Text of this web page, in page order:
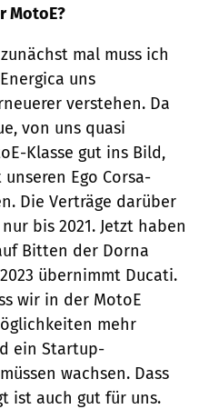
MotoE?
mal muss ich
uns
verstehen. Da
von uns quasi
Klasse gut ins Bild,
Ego Corsa-
Die Verträge darüber
bis 2021. Jetzt haben
Bitten der Dorna
übernimmt Ducati.
wir in der MotoE
mehr
ein Startup-
wachsen. Dass
ist auch gut für uns.